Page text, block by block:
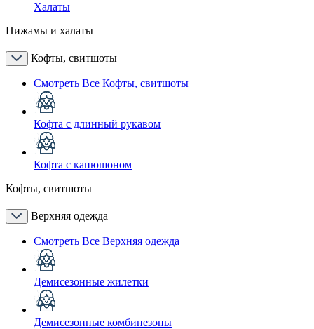
Халаты
Пижамы и халаты
Кофты, свитшоты
Смотреть Все Кофты, свитшоты
Кофта с длинный рукавом
Кофта с капюшоном
Кофты, свитшоты
Верхняя одежда
Смотреть Все Верхняя одежда
Демисезонные жилетки
Демисезонные комбинезоны